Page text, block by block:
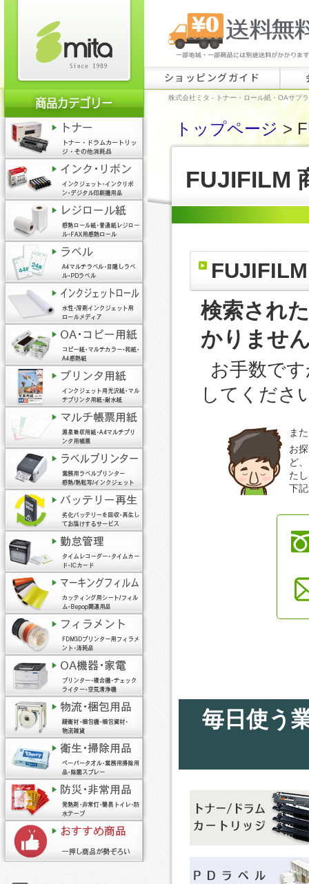
ショッピングガイド
株式会社ミタ - トナー・ロール紙・OAサプ
トップページ>
FUJIFILM
検索され
かりませ
お手数で
してくださ
ま
お
ど
た
下
毎日使う